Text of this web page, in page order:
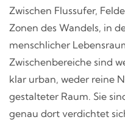
Zwischen Flussufer,
Zonen des Wandels, in
menschlicher
Zwischenbereiche sind
klar urban, weder reine
gestalteter Raum. Sie
genau dort verdichtet